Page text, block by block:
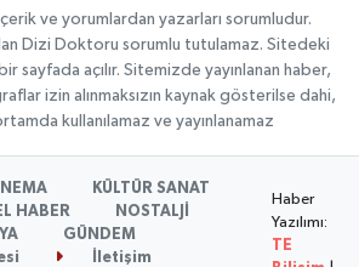
ve yorumlardan yazarları sorumludur.
Dizi Doktoru sorumlu tutulamaz. Sitedeki
sayfada açılır. Sitemizde yayınlanan haber,
izin alınmaksızın kaynak gösterilse dahi,
kullanılamaz ve yayınlanamaz
KÜLTÜR SANAT
HABER
NOSTALJİ
GÜNDEM
İletişim
Haber
Yazılımı:
TE